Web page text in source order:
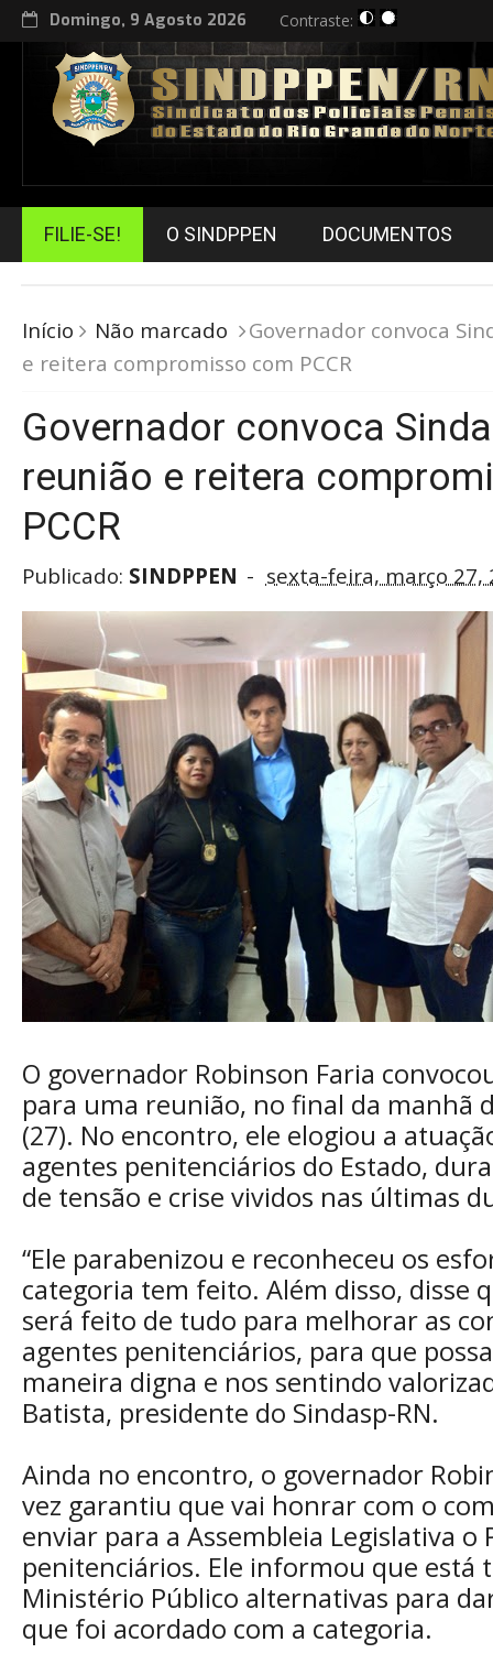
Domingo, 9 Agosto 2026 Contraste:
FILIE-SE! O SINDPPEN DOCUMENTOS
Início Não marcado
Governador convoca
e reitera compromisso com PCCR
Governador convoca
reunião e reitera
PCCR
Publicado: SINDPPEN sexta-feira, março 27,
O governador Robinson Faria
para uma reunião, no final da manhã
(27). No encontro, ele elogiou a
agentes penitenciários do Estado,
de tensão e crise vividos nas últimas
“Ele parabenizou e reconheceu os
categoria tem feito. Além disso, disse
será feito de tudo para melhorar as
agentes penitenciários, para que
maneira digna e nos sentindo
Batista, presidente do Sindasp-RN.
Ainda no encontro, o governador
vez garantiu que vai honrar com o
enviar para a Assembleia Legislativa o
penitenciários. Ele informou que está
Ministério Público alternativas para
que foi acordado com a categoria.